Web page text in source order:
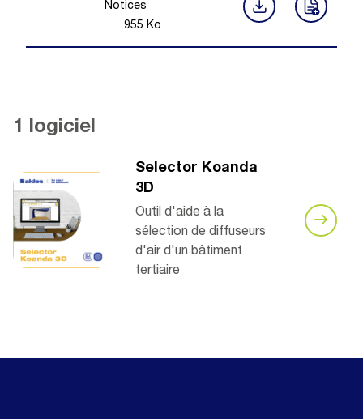
Notices
955 Ko
1 logiciel
Selector Koanda
3D
Outil d'aide à la
sélection de diffuseurs
d'air d'un bâtiment
tertiaire